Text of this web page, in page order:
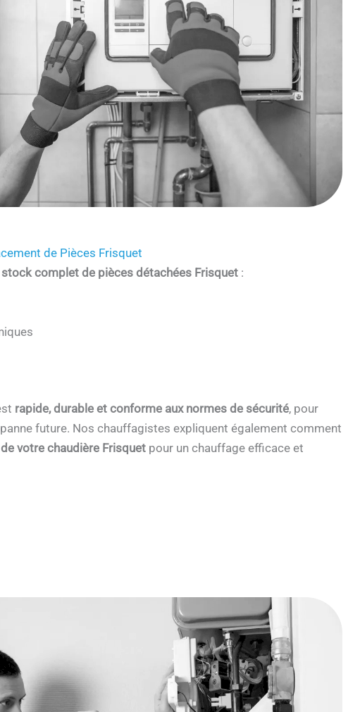
de Pièces Frisquet
stock complet de pièces détachées Frisquet :
rapide, durable et conforme aux normes de sécurité, pour
future. Nos chauffagistes expliquent également comment
votre chaudière Frisquet pour un chauffage efficace et